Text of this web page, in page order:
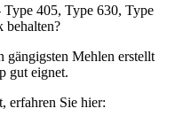
405, Type 630, Type
behalten?
gängigsten Mehlen erstellt
gut eignet.
erfahren Sie hier: